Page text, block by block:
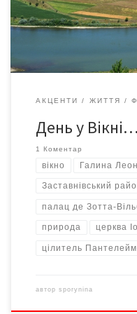
Обов'язково сюди ще
АКЦЕНТИ ЖИТТЯ
День у Вікні…
1 Коментар
вікно Галина
Заставнівський
палац де Зотта-
природа церква
цілитель
автор sporynina